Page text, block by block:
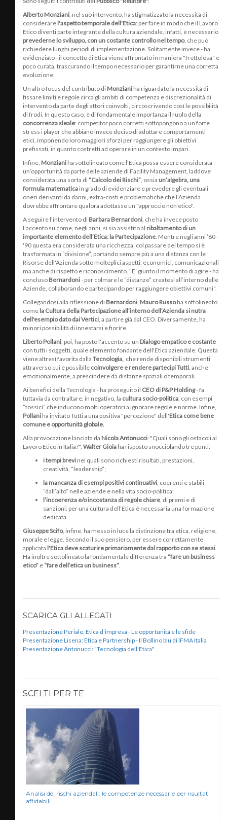
Alberto Monziani, nel suo intervento, ha stigmatizzato la necessità di
considerare l'aspetto temporale dell'Etica: per fare in modo che il Lavoro
Etico diventi parte integrante della cultura aziendale, infatti, è necessario
prevederne lo sviluppo, con un costante controllo nel tempo, che può
richiedere lunghi periodi di implementazione. Solitamente invece - ha
evidenziato - il concetto di Etica viene affrontato in maniera "frettolosa" e
poco curata, trascurando il tempo necessario per garantirne una corretta
evoluzione.
Un altro focus del contributo di Monziani ha riguardato la necessità di
fissare limiti e regole circa gli ambiti di competenza e discrezionalità di
intervento da parte degli attori coinvolti, circoscrivendo così le possibilità
di frodi. In questo caso, è di fondamentale importanza il ruolo della
concorrenza sleale: competitor poco corretti sottopongono a un forte
stress i player che abbiano invece deciso di adottare comportamenti
etici, imponendo loro maggiori sforzi per raggiungere gli obiettivi
prefissati, in quanto costretti ad operare in un contesto impari.
Infine, Monziani ha sottolineato come l’Etica possa essere considerata
un’opportunità da parte delle aziende di Facility Management, laddove
considerata una sorta di “Calcolo dei Rischi”, ossia un’algebra, una
formula matematica in grado di evidenziare e prevedere gli eventuali
oneri derivanti da danni, extra-costi e problematiche che l’Azienda
dovrebbe affrontare qualora adottasse un "approccio non etico".
A seguire l'intervento di Barbara Bernardoni, che ha invece posto
l’accento su come, negli anni, si sia assistito al ribaltamento di un
importante elemento dell’Etica: la Partecipazione. Mentre negli anni ’80-
'90 questa era considerata una ricchezza, col passare del tempo si è
trasformata in “divisione”, portando sempre più a una distanza con le
Risorse dell'Azienda sotto molteplici aspetti: economici, comunicazionali
ma anche di rispetto e riconoscimento. "E’ giunto il momento di agire - ha
concluso Bernardoni- per colmare le “distanze” createsi all’interno delle
Aziende, collaborando e partecipando per raggiungere obiettivi comuni".
Collegandosi alla riflessione di Bernardoni, Mauro Russoha sottolineato
come la Cultura della Partecipazione all’interno dell’Azienda si nutra
dell'esempio dato dai Vertici, a partire già dal CEO. Diversamente, ha
minori possibilità di innestarsi e fiorire.
Liberto Pollani, poi, ha posto l'accento su un Dialogo empatico e costante
con tutti i soggetti, quale elemento fondante dell'Etica aziendale. Questa
viene altresì favorita dalla Tecnologia, che rende disponibili strumenti
attraverso cui è possibile coinvolgere e rendere partecipi Tutti, anche
emozionalmente, a prescindere da distanze spaziali o temporali.
Ai benefici della Tecnologia - ha proseguito il CEO di P&P Holding- fa
tuttavia da contraltare, in negativo, la cultura socio-politica, con esempi
“tossici” che inducono molti operatori a ignorare regole e norme. Infine,
Pollani ha invitato Tutti a una positiva "percezione" dell'Etica come bene
comune e opportunità globale.
Alla provocazione lanciata da Nicola Antonucci: "Quali sono gli ostacoli al
Lavoro Etico in Italia?", Walter Gioia ha risposto snocciolando tre punti:
i tempi brevi nei quali sono richiesti risultati, prestazioni,
creatività, “leadership”;
la mancanza di esempi positivi continuativi, coerenti e stabili
“dall’alto” nelle aziende e nella vita socio-politica;
l’incoerenza e/o incostanza di regole chiare, di premi e di
sanzioni: per una cultura dell’Etica è necessaria una formazione
dedicata.
Giuseppe Scifo, infine, ha messo in luce la distinzione tra etica, religione,
morale e legge. Secondo il suo pensiero, per essere correttamente
applicata l'Etica deve scaturire primariamente dal rapporto con se stessi.
Ha inoltre sottolineato la fondamentale differenza tra “fare un business
etico” e “fare dell’etica un business”.
SCARICA GLI ALLEGATI
Presentazione Periale: Etica d'impresa - Le opportunità e le sfide
Presentazione Lisena: Etica e Partnership - Il Bollino blu di IFMA Italia
Presentazione Antonucci: "Tecnologia dell'Etica"
SCELTI PER TE
Analisi dei rischi aziendali: le competenze necessarie per risultati
affidabili